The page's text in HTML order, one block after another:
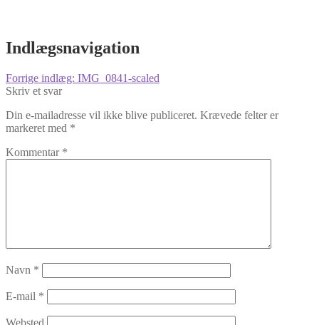
Indlægsnavigation
Forrige indlæg: IMG_0841-scaled
Skriv et svar
Din e-mailadresse vil ikke blive publiceret. Krævede felter er
markeret med *
Kommentar *
Navn *
E-mail *
Websted